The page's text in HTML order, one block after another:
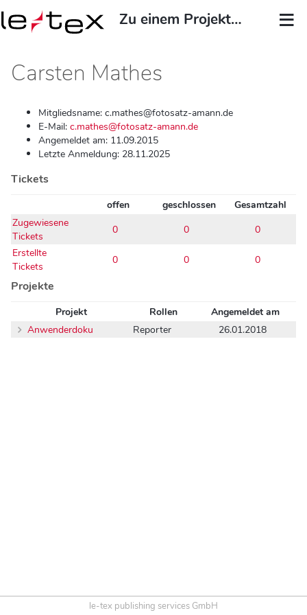
Zu einem Projekt springen...
Carsten Mathes
Mitgliedsname: c.mathes@fotosatz-amann.de
E-Mail: c.mathes@fotosatz-amann.de
Angemeldet am: 11.09.2015
Letzte Anmeldung: 28.11.2025
Tickets
offen geschlossen
Gesamtzahl
Zugewiesene
Tickets
0 0
0
Erstellte
Tickets
0 0 0
Projekte
Projekt Rollen
Angemeldet am
Anwenderdoku
Reporter 26.01.2018
le-tex publishing services GmbH